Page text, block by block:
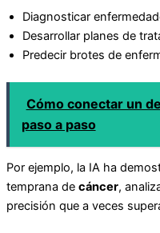
Diagnosticar
Desarrollar planes de
Predecir brotes de
Cómo conectar un
paso a paso
Por ejemplo, la IA ha
temprana de cáncer,
precisión que a veces